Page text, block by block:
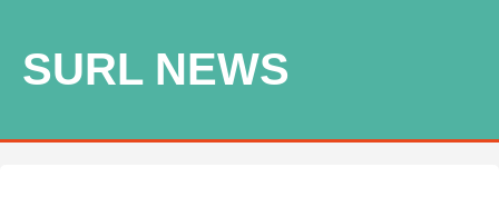
SURL NEWS